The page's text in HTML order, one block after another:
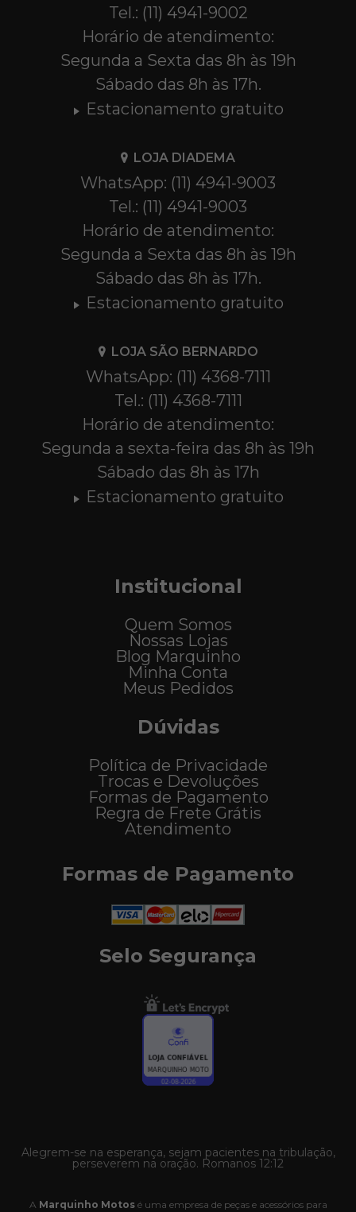
Tel.: (11) 4941-9002
Horário de atendimento:
Segunda a Sexta das 8h às 19h
Sábado das 8h às 17h.
Estacionamento gratuito
LOJA DIADEMA
WhatsApp: (11) 4941-9003
Tel.: (11) 4941-9003
Horário de atendimento:
Segunda a Sexta das 8h às 19h
Sábado das 8h às 17h.
Estacionamento gratuito
LOJA SÃO BERNARDO
WhatsApp: (11) 4368-7111
Tel.: (11) 4368-7111
Horário de atendimento:
Segunda a sexta-feira das 8h às 19h
Sábado das 8h às 17h
Estacionamento gratuito
Institucional
Quem Somos
Nossas Lojas
Blog Marquinho
Minha Conta
Meus Pedidos
Dúvidas
Política de Privacidade
Trocas e Devoluções
Formas de Pagamento
Regra de Frete Grátis
Atendimento
Formas de Pagamento
Selo Segurança
Alegrem-se na esperança, sejam pacientes na tribulação,
perseverem na oração. Romanos 12:12
A Marquinho Motosé uma empresa de peças e acessórios para